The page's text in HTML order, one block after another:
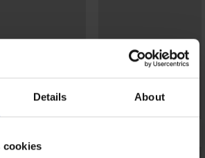
Details About
cookies